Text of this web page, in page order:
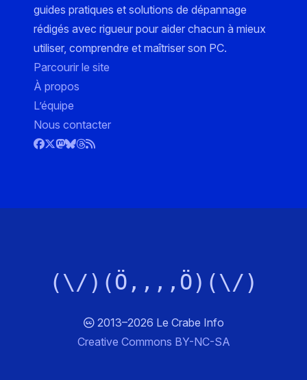
guides pratiques et solutions de dépannage
rédigés avec rigueur pour aider chacun à mieux
utiliser, comprendre et maîtriser son PC.
Parcourir le site
À propos
L’équipe
Nous contacter
(\/)(Ö,,,,Ö)(\/)
2013–2026 Le Crabe Info
Creative Commons BY-NC-SA